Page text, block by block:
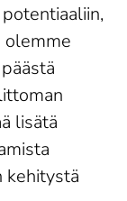
olemme
lisätä
kehitystä